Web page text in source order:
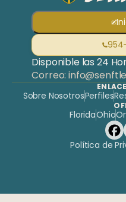
Disponible las 24
Correo:
Sobre NosotrosPerfiles
FloridaOhio
Política de